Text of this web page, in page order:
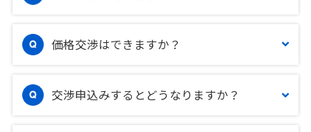
価格交渉はできますか？
交渉申込みするとどうなりますか？